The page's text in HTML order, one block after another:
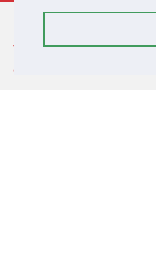
Tarptautinis reklamos
agenturos Lpromo